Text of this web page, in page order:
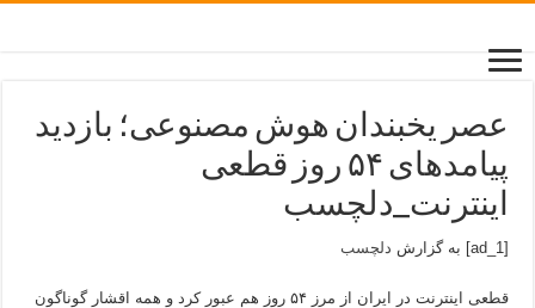
عصر یخبندان هوش مصنوعی؛ بازدید
پیامدهای ۵۴ روز قطعی
اینترنت_دلچسب
[ad_1] به گزارش دلچسب
قطعی اینترنت در ایران از مرز ۵۴ روز هم عبور کرد و همه اقشار گوناگون